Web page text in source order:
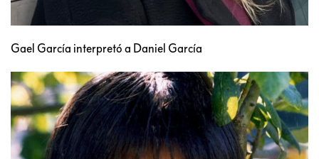
Gael García interpretó a Daniel García